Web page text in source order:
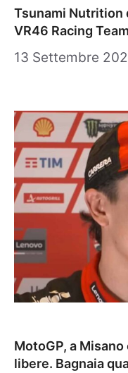
Tsunami Nutrition
VR46 Racing Team
13 Settembre
MotoGP, a
libere. Bagnaia